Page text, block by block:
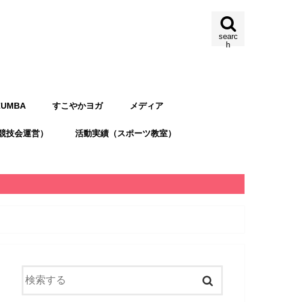
searc
h
すこやかヨガ メディア
技会運営） 活動実績（スポーツ教室）